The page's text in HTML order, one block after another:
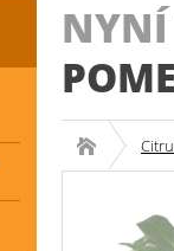
NYNÍ